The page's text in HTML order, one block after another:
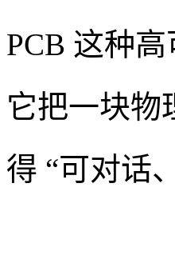
PCB 这种
它把一块物
得 “可对话